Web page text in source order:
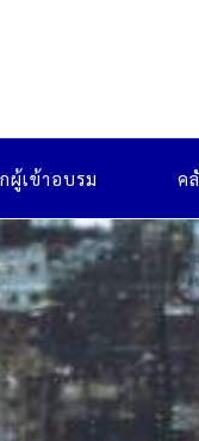
ผู้เข้าอบรม ค